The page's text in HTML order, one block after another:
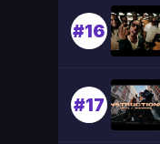
#16
#17